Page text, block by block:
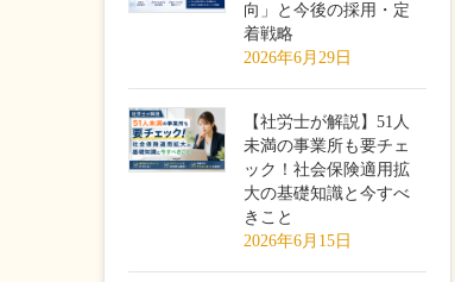
向」と今後の採用・定
着戦略
2026年6月29日
【社労士が解説】51人
未満の事業所も要チェ
ック！社会保険適用拡
大の基礎知識と今すべ
きこと
2026年6月15日